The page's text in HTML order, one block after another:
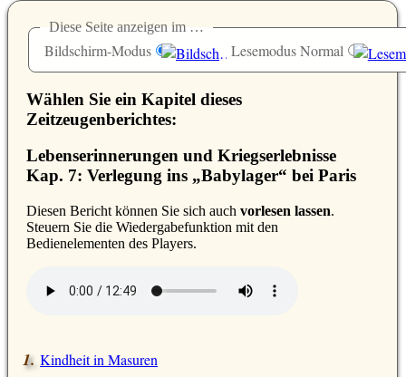
Diese Seite anzeigen im …
Bildschirm-Modus Lesemodus Normal
Wählen Sie ein Kapitel dieses
Zeitzeugenberichtes:
Lebenserinnerungen und Kriegserlebnisse
Kap. 7: Verlegung ins
Babylager bei Paris
Diesen Bericht können Sie sich auch vorlesen lassen.
Steuern Sie die Wiedergabefunktion mit den
Bedienelementen des Players.
Kindheit in Masuren